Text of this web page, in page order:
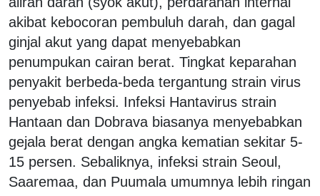
akibat kebocoran pembuluh darah, dan gagal
ginjal akut yang dapat menyebabkan
penumpukan cairan berat. Tingkat keparahan
penyakit berbeda-beda tergantung strain virus
penyebab infeksi. Infeksi Hantavirus strain
Hantaan dan Dobrava biasanya menyebabkan
gejala berat dengan angka kematian sekitar 5-
15 persen. Sebaliknya, infeksi strain Seoul,
Saaremaa, dan Puumala umumnya lebih ringan